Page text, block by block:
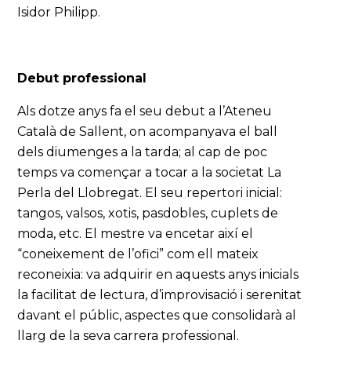
Isidor Philipp.
Debut professional
Als dotze anys fa el seu debut a l’Ateneu
Català de Sallent, on acompanyava el ball
dels diumenges a la tarda; al cap de poc
temps va començar a tocar a la societat La
Perla del Llobregat. El seu repertori inicial:
tangos, valsos, xotis, pasdobles, cuplets de
moda, etc. El mestre va encetar així el
“coneixement de l’ofici” com ell mateix
reconeixia: va adquirir en aquests anys inicials
la facilitat de lectura, d’improvisació i serenitat
davant el públic, aspectes que consolidarà al
llarg de la seva carrera professional.